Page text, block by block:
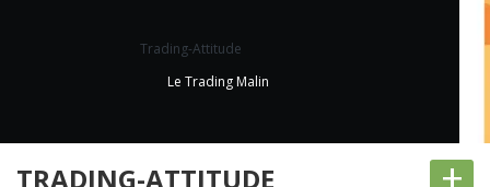
Trading-Attitude
Le Trading Malin
TRADING-ATTITUDE